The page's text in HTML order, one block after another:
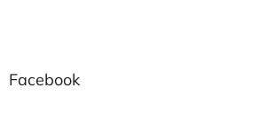
Facebook